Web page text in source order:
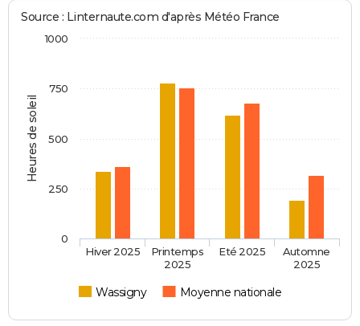
Heures de soleil
Source : Linternaute.com d'après Météo France
Wassigny Moyenne nationale
Hiver 2025
Printemps
2025
Eté 2025
Automne
2025
0
1000
250
500
750